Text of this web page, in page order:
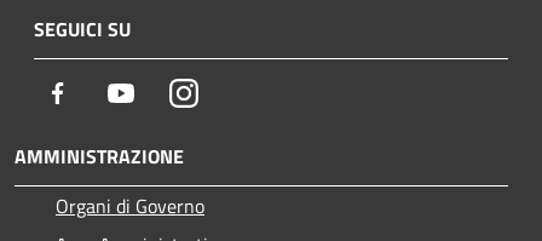
SEGUICI SU
Facebook YoutubeInstagram
AMMINISTRAZIONE
Organi di Governo